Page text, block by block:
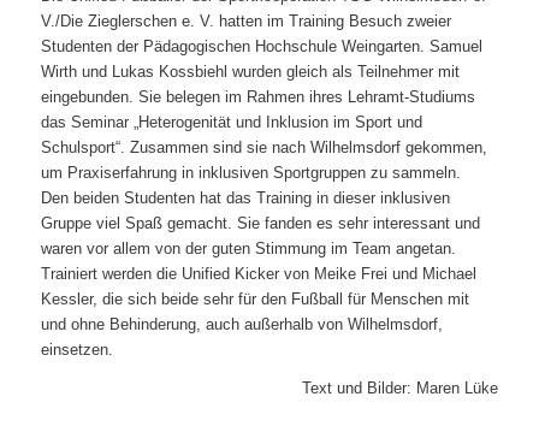
V./Die Zieglerschen e. V. hatten im Training Besuch zweier
Studenten der Pädagogischen Hochschule Weingarten. Samuel
Wirth und Lukas Kossbiehl wurden gleich als Teilnehmer mit
eingebunden. Sie belegen im Rahmen ihres Lehramt-Studiums
das Seminar „Heterogenität und Inklusion im Sport und
Schulsport“. Zusammen sind sie nach Wilhelmsdorf gekommen,
um Praxiserfahrung in inklusiven Sportgruppen zu sammeln.
Den beiden Studenten hat das Training in dieser inklusiven
Gruppe viel Spaß gemacht. Sie fanden es sehr interessant und
waren vor allem von der guten Stimmung im Team angetan.
Trainiert werden die Unified Kicker von Meike Frei und Michael
Kessler, die sich beide sehr für den Fußball für Menschen mit
und ohne Behinderung, auch außerhalb von Wilhelmsdorf,
einsetzen.
Text und Bilder: Maren Lüke